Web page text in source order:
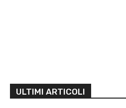
ULTIMI ARTICOLI